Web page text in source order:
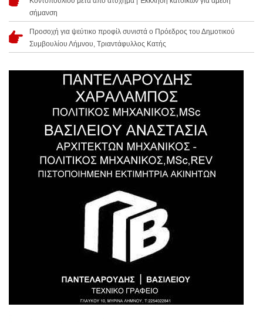
σήμανση
Προσοχή για ψεύτικο προφίλ συνιστά ο Πρόεδρος του Δημοτικού
Συμβουλίου Λήμνου, Τριαντάφυλλος Κατής